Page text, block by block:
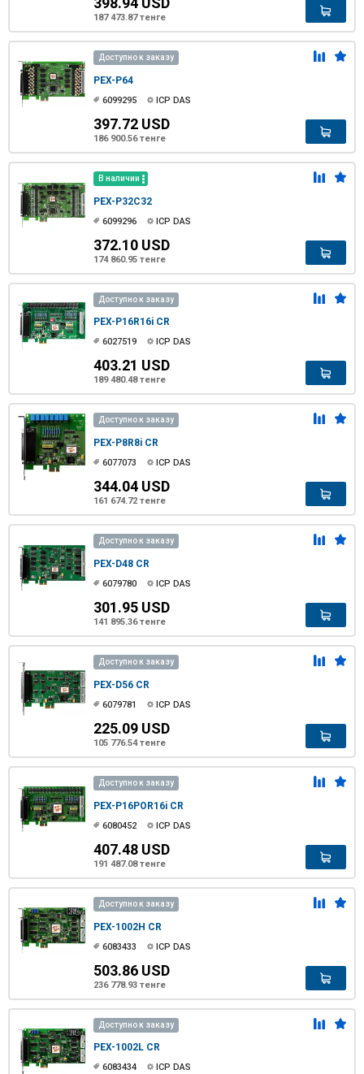
187 473.87 тенге
Доступно к заказу
PEX-P64
6099295 ICP DAS
397.72 USD
186 900.56 тенге
В наличии
PEX-P32C32
6099296 ICP DAS
372.10 USD
174 860.95 тенге
Доступно к заказу
PEX-P16R16i CR
6027519 ICP DAS
403.21 USD
189 480.48 тенге
Доступно к заказу
PEX-P8R8i CR
6077073 ICP DAS
344.04 USD
161 674.72 тенге
Доступно к заказу
PEX-D48 CR
6079780 ICP DAS
301.95 USD
141 895.36 тенге
Доступно к заказу
PEX-D56 CR
6079781 ICP DAS
225.09 USD
105 776.54 тенге
Доступно к заказу
PEX-P16POR16i CR
6080452 ICP DAS
407.48 USD
191 487.08 тенге
Доступно к заказу
PEX-1002H CR
6083433 ICP DAS
503.86 USD
236 778.93 тенге
Доступно к заказу
PEX-1002L CR
6083434 ICP DAS